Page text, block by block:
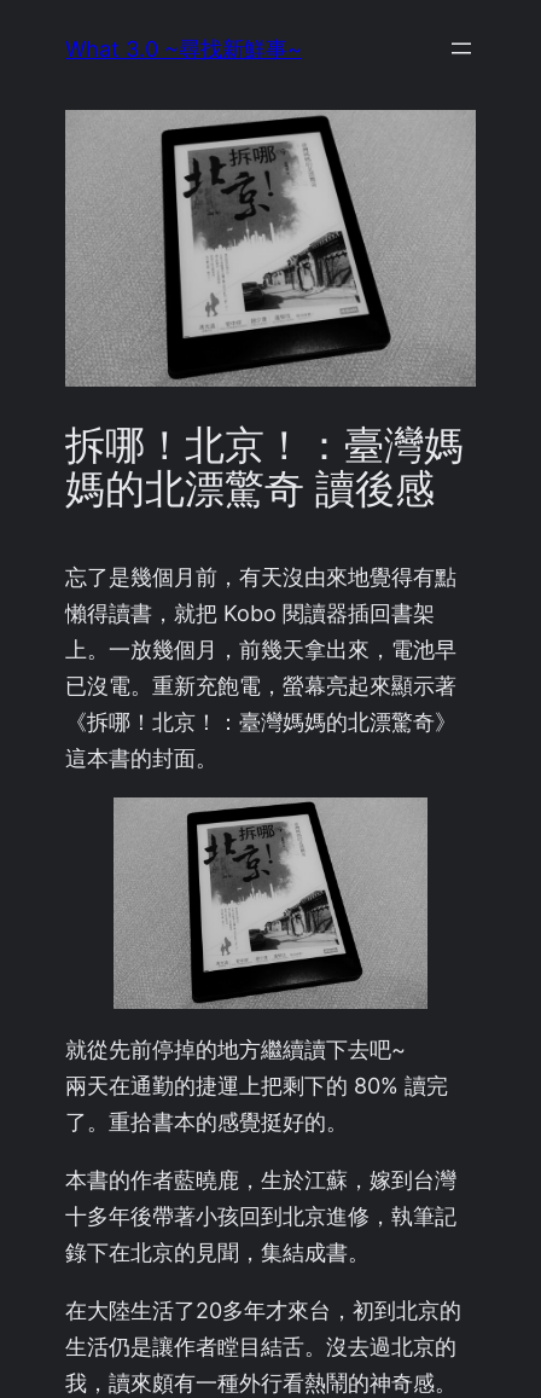
What 3.0 ~尋找新鮮事~
拆哪！北京！：臺灣媽
媽的北漂驚奇 讀後感
忘了是幾個月前，有天沒由來地覺得有點
懶得讀書，就把 Kobo 閱讀器插回書架
上。一放幾個月，前幾天拿出來，電池早
已沒電。重新充飽電，螢幕亮起來顯示著
《拆哪！北京！：臺灣媽媽的北漂驚奇》
這本書的封面。
就從先前停掉的地方繼續讀下去吧~
兩天在通勤的捷運上把剩下的 80% 讀完
了。重拾書本的感覺挺好的。
本書的作者藍曉鹿，生於江蘇，嫁到台灣
十多年後帶著小孩回到北京進修，執筆記
錄下在北京的見聞，集結成書。
在大陸生活了20多年才來台，初到北京的
生活仍是讓作者瞠目結舌。沒去過北京的
我，讀來頗有一種外行看熱鬧的神奇感。